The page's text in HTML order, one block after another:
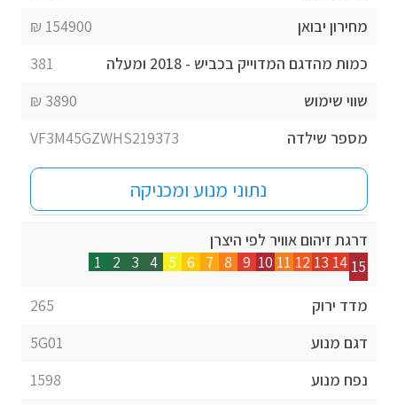
מחירון יבואן
154900 ₪
כמות מהדגם המדוייק בכביש - 2018 ומעלה
381
שווי שימוש
3890 ₪
מספר שילדה
VF3M45GZWHS219373
נתוני מנוע ומכניקה
דרגת זיהום אוויר לפי היצרן
1
2 3 4 5 6 7 8 9 10 11 12 13 14 15
מדד ירוק
265
דגם מנוע
5G01
נפח מנוע
1598